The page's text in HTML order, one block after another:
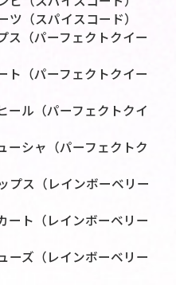
（スパイスコード）
ス（パーフェクトクイー
ト（パーフェクトクイー
ール（パーフェクトクイ
ーシャ（パーフェクトク
プス（レインボーベリー
ート（レインボーベリー
ーズ（レインボーベリー